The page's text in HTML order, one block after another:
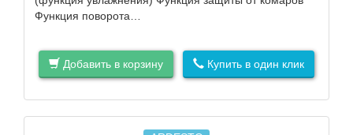
Функция поворота…
Добавить в корзину Купить в один клик